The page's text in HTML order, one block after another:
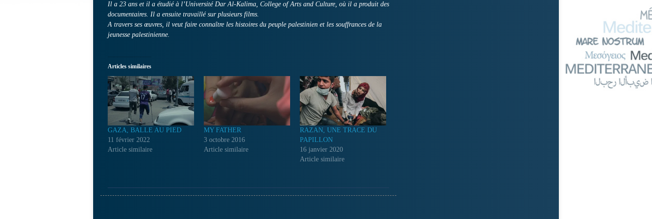
Il a 23 ans et il a étudié à l’Université Dar Al-Kalima, College of Arts and Culture, où il a produit des
documentaires. Il a ensuite travaillé sur plusieurs films.
A travers ses œuvres, il veut faire connaître les histoires du peuple palestinien et les souffrances de la
jeunesse palestinienne.
Articles similaires
GAZA, BALLE AU PIED
11 février 2022
Article similaire
MY FATHER
3 octobre 2016
Article similaire
RAZAN, UNE TRACE DU
PAPILLON
16 janvier 2020
Article similaire